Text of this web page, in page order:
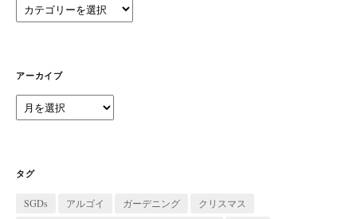
テ
ー
アーカイブ
ー
ブ
タグ
SGDs アルゴイ ガーデニング
クリスマス